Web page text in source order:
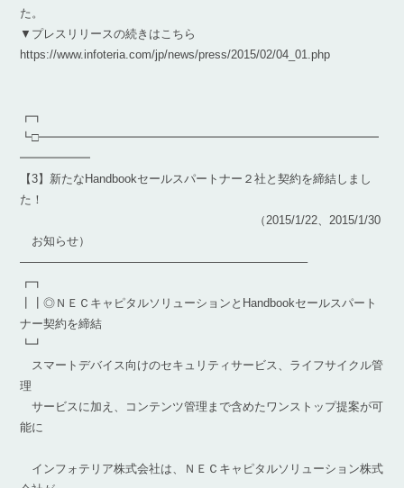
た。
▼プレスリリースの続きはこちら
https://www.infoteria.com/jp/news/press/2015/02/04_01.php
┏┓
┗□━━━━━━━━━━━━━━━━━━━━━━━━━━━━━
━━━━━━
【3】新たなHandbookセールスパートナー２社と契約を締結しまし
た！
（2015/1/22、2015/1/30
お知らせ）
————————————————————————–
┏┓
┃┃◎ＮＥＣキャピタルソリューションとHandbookセールスパート
ナー契約を締結
┗┛
スマートデバイス向けのセキュリティサービス、ライフサイクル管
理
サービスに加え、コンテンツ管理まで含めたワンストップ提案が可
能に
インフォテリア株式会社は、ＮＥＣキャピタルソリューション株式